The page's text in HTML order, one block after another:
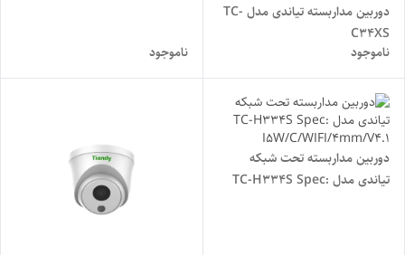
دوربین مداربسته تیاندی مدل TC-
C34XS
Spec:I5W/E/Y/2.8MM/V4.2
ناموجود
ناموجود
دوربین مداربسته تحت شبکه
تیاندی مدل TC-H334S Spec: